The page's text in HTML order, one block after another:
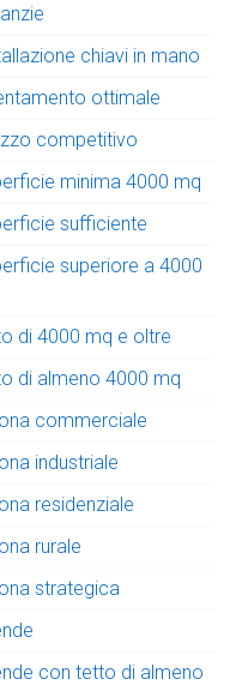
chiavi in mano
ottimale
competitivo
minima 4000 mq
sufficiente
superiore a 4000
di 4000 mq e oltre
di almeno 4000 mq
commerciale
industriale
residenziale
rurale
strategica
con tetto di almeno